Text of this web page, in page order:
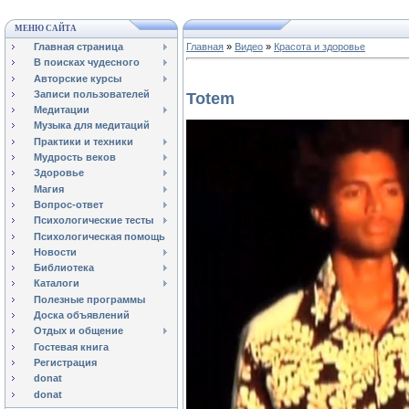
МЕНЮ САЙТА
Главная страница
В поисках чудесного
Авторские курсы
Записи пользователей
Медитации
Музыка для медитаций
Практики и техники
Мудрость веков
Здоровье
Магия
Вопрос-ответ
Психологические тесты
Психологическая помощь
Новости
Библиотека
Каталоги
Полезные программы
Доска объявлений
Отдых и общение
Гостевая книга
Регистрация
donat
donat
Главная » Видео » Красота и здоровье
Totem